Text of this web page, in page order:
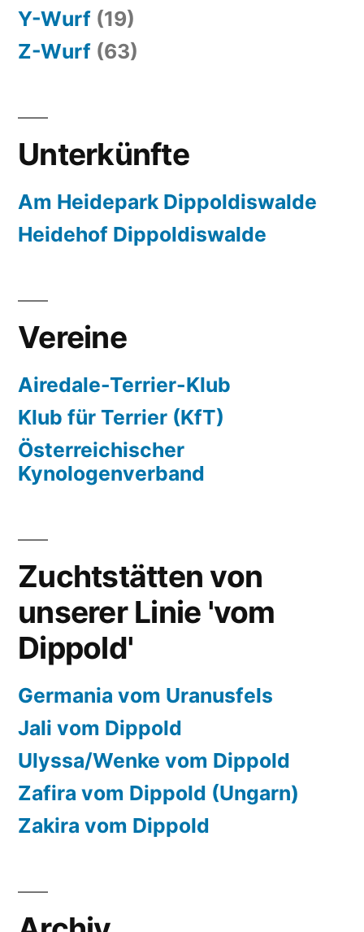
Y-Wurf (19)
Z-Wurf (63)
Unterkünfte
Am Heidepark Dippoldiswalde
Heidehof Dippoldiswalde
Vereine
Airedale-Terrier-Klub
Klub für Terrier (KfT)
Österreichischer
Kynologenverband
Zuchtstätten von
unserer Linie 'vom
Dippold'
Germania vom Uranusfels
Jali vom Dippold
Ulyssa/Wenke vom Dippold
Zafira vom Dippold (Ungarn)
Zakira vom Dippold